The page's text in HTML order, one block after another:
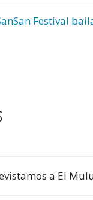
Festival
a El